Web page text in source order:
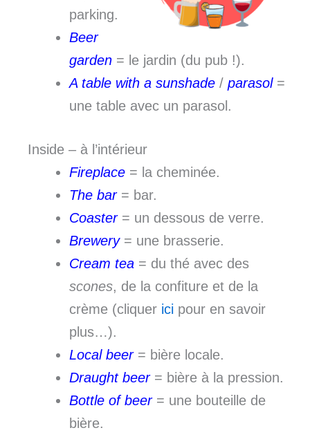
parking.
Beer
garden = le jardin (du pub !).
A table with a sunshade / parasol=
une table avec un parasol.
Inside – à l’intérieur
Fireplace = la cheminée.
The bar = bar.
Coaster= un dessous de verre.
Brewery= une brasserie.
Cream tea = du thé avec des
scones, de la confiture et de la
crème (cliquer ici pour en savoir
plus…).
Local beer= bière locale.
Draught beer= bière à la pression.
Bottle of beer= une bouteille de
bière.